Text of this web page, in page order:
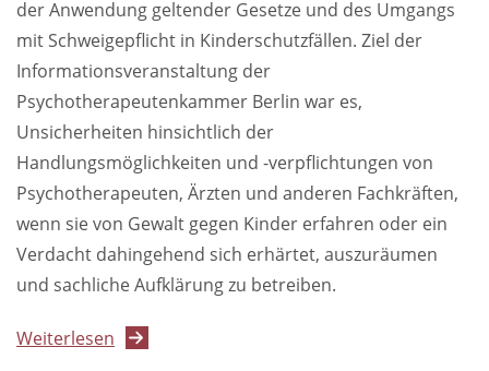
der Anwendung geltender Gesetze und des Umgangs
mit Schweigepflicht in Kinderschutzfällen. Ziel der
Informationsveranstaltung der
Psychotherapeutenkammer Berlin war es,
Unsicherheiten hinsichtlich der
Handlungsmöglichkeiten und -verpflichtungen von
Psychotherapeuten, Ärzten und anderen Fachkräften,
wenn sie von Gewalt gegen Kinder erfahren oder ein
Verdacht dahingehend sich erhärtet, auszuräumen
und sachliche Aufklärung zu betreiben.
Weiterlesen über